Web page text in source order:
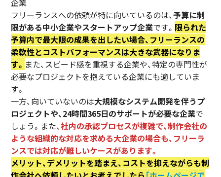
企業
フリーランスへの依頼が特に向いているのは、予算に制
限がある中小企業やスタートアップ企業です。 限られた
予算内で最大限の成果を出したい場合、フリーランスの
柔軟性とコストパフォーマンスは大きな武器になりま
す。 また、スピード感を重視する企業や、特定の専門性が
必要なプロジェクトを抱えている企業にも適していま
す。
一方、向いていないのは大規模なシステム開発を伴うプ
ロジェクトや、24時間365日のサポートが必要な企業で
しょう。また、社内の承認プロセスが複雑で、制作会社の
ような組織的な対応を求める大企業の場合も、フリーラ
ンスでは対応が難しいケースがあります。
メリット、デメリットを踏まえ、コストを抑えながらも制